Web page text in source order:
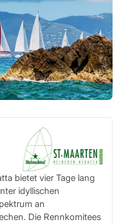
bietet vier Tage lang
idyllischen
an
Die Rennkomitees